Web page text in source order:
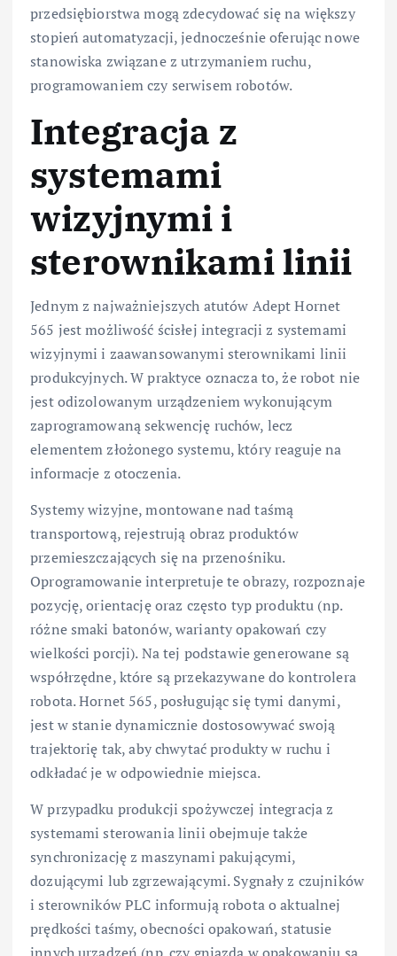
przedsiębiorstwa mogą zdecydować się na większy
stopień automatyzacji, jednocześnie oferując nowe
stanowiska związane z utrzymaniem ruchu,
programowaniem czy serwisem robotów.
Integracja z
systemami
wizyjnymi i
sterownikami linii
Jednym z najważniejszych atutów Adept Hornet
565 jest możliwość ścisłej integracji z systemami
wizyjnymi i zaawansowanymi sterownikami linii
produkcyjnych. W praktyce oznacza to, że robot nie
jest odizolowanym urządzeniem wykonującym
zaprogramowaną sekwencję ruchów, lecz
elementem złożonego systemu, który reaguje na
informacje z otoczenia.
Systemy wizyjne, montowane nad taśmą
transportową, rejestrują obraz produktów
przemieszczających się na przenośniku.
Oprogramowanie interpretuje te obrazy, rozpoznaje
pozycję, orientację oraz często typ produktu (np.
różne smaki batonów, warianty opakowań czy
wielkości porcji). Na tej podstawie generowane są
współrzędne, które są przekazywane do kontrolera
robota. Hornet 565, posługując się tymi danymi,
jest w stanie dynamicznie dostosowywać swoją
trajektorię tak, aby chwytać produkty w ruchu i
odkładać je w odpowiednie miejsca.
W przypadku produkcji spożywczej integracja z
systemami sterowania linii obejmuje także
synchronizację z maszynami pakującymi,
dozującymi lub zgrzewającymi. Sygnały z czujników
i sterowników PLC informują robota o aktualnej
prędkości taśmy, obecności opakowań, statusie